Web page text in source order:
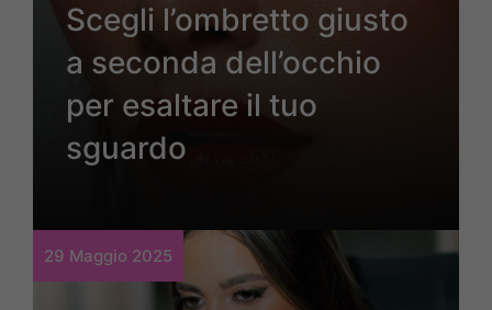
Scegli l’ombretto giusto
a seconda dell’occhio
per esaltare il tuo
sguardo
29 Maggio 2025